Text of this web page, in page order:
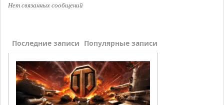
Нет связанных сообщений
Последние записи Популярные записи